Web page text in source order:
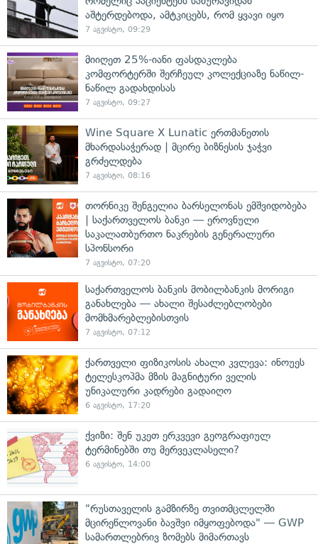
აშტერდებოდა, ამტკიცებს, რომ ყვავი იყო
7 აგვისტო, 09:29
მიიღეთ 25%-იანი ფასდაკლება
კომფორტერში შერჩეულ კოლექციაზე ნაწილ-
ნაწილ გადახდისას
7 აგვისტო, 09:27
Wine Square X Lunatic ერთმანეთის
მხარდასაჭერად | მცირე ბიზნესის ჯაჭვი
გრძელდება
7 აგვისტო, 08:16
თორნიკე შენგელია ბარსელონას ემშვიდობება
| საქართველოს ბანკი — ეროვნული
საკალათბურთო ნაკრების გენერალური
სპონსორი
7 აგვისტო, 07:20
საქართველოს ბანკის მობილბანკის მორიგი
განახლება — ახალი შესაძლებლობები
მომხმარებლებისთვის
7 აგვისტო, 07:12
ქართველი ფიზიკოსის ახალი კვლევა: ინოუეს
ტელესკოპმა მზის მაგნიტური ველის
უნიკალური კადრები გადაიღო
6 აგვისტო, 17:20
ქვიზი: შენ უკეთ ერკვევი გეოგრაფიულ
ტერმინებში თუ მერვეკლასელი?
6 აგვისტო, 14:00
"რუსთაველის გამზირზე თვითმცლელში
მცირეწლოვანი ბავშვი იმყოფებოდა" — GWP
სამართლებრივ ზომებს მიმართავს